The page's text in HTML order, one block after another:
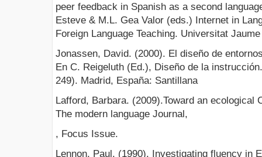
peer feedback in Spanish as a second
Esteve & M.L. Gea Valor (eds.) Internet in
Foreign Language Teaching. Universitat
Jonassen, David. (2000). El diseño de
En C. Reigeluth (Ed.), Diseño de la
249). Madrid, España: Santillana
Lafford, Barbara. (2009).Toward an ecological
The modern language Journal,
, Focus Issue.
Lennon, Paul. (1990). Investigating fluency in